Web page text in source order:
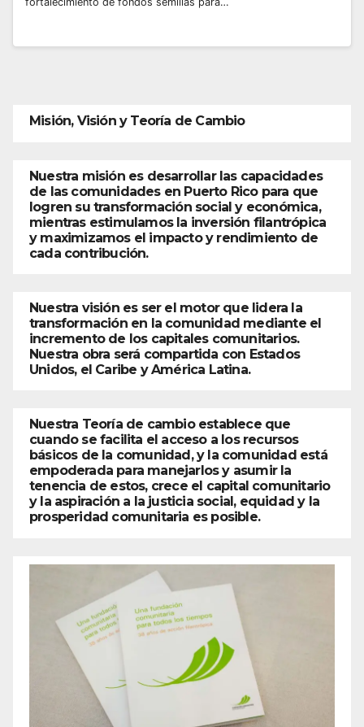
Misión, Visión y Teoría de Cambio
Nuestra misión es desarrollar las capacidades
de las comunidades en Puerto Rico para que
logren su transformación social y económica,
mientras estimulamos la inversión filantrópica
y maximizamos el impacto y rendimiento de
cada contribución.
Nuestra visión es ser el motor que lidera la
transformación en la comunidad mediante el
incremento de los capitales comunitarios.
Nuestra obra será compartida con Estados
Unidos, el Caribe y América Latina.
Nuestra Teoría de cambio establece que
cuando se facilita el acceso a los recursos
básicos de la comunidad, y la comunidad está
empoderada para manejarlos y asumir la
tenencia de estos, crece el capital comunitario
y la aspiración a la justicia social, equidad y la
prosperidad comunitaria es posible.